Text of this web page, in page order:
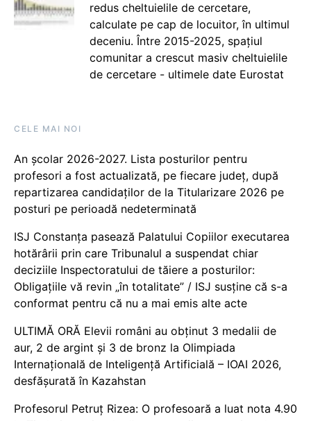
redus cheltuielile de cercetare,
calculate pe cap de locuitor, în ultimul
deceniu. Între 2015-2025, spațiul
comunitar a crescut masiv cheltuielile
de cercetare - ultimele date Eurostat
CELE MAI NOI
An școlar 2026-2027. Lista posturilor pentru
profesori a fost actualizată, pe fiecare județ, după
repartizarea candidaților de la Titularizare 2026 pe
posturi pe perioadă nedeterminată
ISJ Constanța pasează Palatului Copiilor executarea
hotărârii prin care Tribunalul a suspendat chiar
deciziile Inspectoratului de tăiere a posturilor:
Obligațiile vă revin „în totalitate” / ISJ susține că s-a
conformat pentru că nu a mai emis alte acte
ULTIMĂ ORĂ Elevii români au obținut 3 medalii de
aur, 2 de argint și 3 de bronz la Olimpiada
Internațională de Inteligență Artificială – IOAI 2026,
desfășurată în Kazahstan
Profesorul Petruț Rizea: O profesoară a luat nota 4.90